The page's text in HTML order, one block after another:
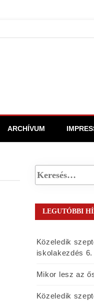
ARCHÍVUM
LEGUTÓBBI
Közeledik
iskolakezdés
Mikor lesz az
Közeledik